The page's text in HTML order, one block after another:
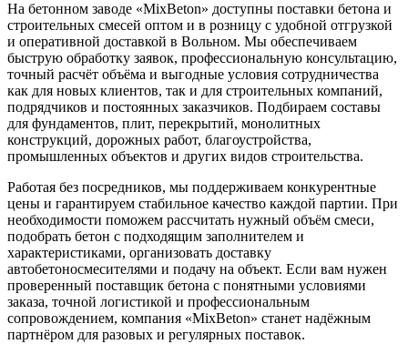
На бетонном заводе «MixBeton» доступны поставки бетона и
строительных смесей оптом и в розницу с удобной отгрузкой
и оперативной доставкой в Вольном. Мы обеспечиваем
быструю обработку заявок, профессиональную консультацию,
точный расчёт объёма и выгодные условия сотрудничества
как для новых клиентов, так и для строительных компаний,
подрядчиков и постоянных заказчиков. Подбираем составы
для фундаментов, плит, перекрытий, монолитных
конструкций, дорожных работ, благоустройства,
промышленных объектов и других видов строительства.
Работая без посредников, мы поддерживаем конкурентные
цены и гарантируем стабильное качество каждой партии. При
необходимости поможем рассчитать нужный объём смеси,
подобрать бетон с подходящим заполнителем и
характеристиками, организовать доставку
автобетоносмесителями и подачу на объект. Если вам нужен
проверенный поставщик бетона с понятными условиями
заказа, точной логистикой и профессиональным
сопровождением, компания «MixBeton» станет надёжным
партнёром для разовых и регулярных поставок.